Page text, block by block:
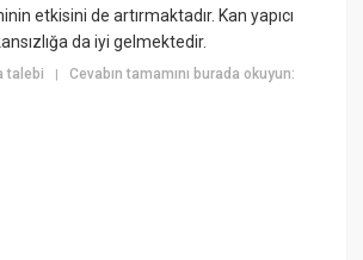
etkisini de artırmaktadır. Kan yapıcı
da iyi gelmektedir.
talebi |Cevabın tamamını burada okuyun: